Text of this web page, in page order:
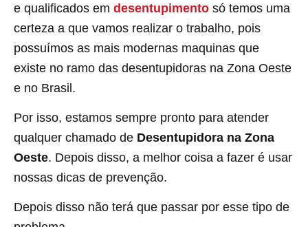
e qualificados em desentupimento só temos uma
certeza a que vamos realizar o trabalho, pois
possuímos as mais modernas maquinas que
existe no ramo das desentupidoras na Zona Oeste
e no Brasil.
Por isso, estamos sempre pronto para atender
qualquer chamado de Desentupidora na Zona
Oeste. Depois disso, a melhor coisa a fazer é usar
nossas dicas de prevenção.
Depois disso não terá que passar por esse tipo de